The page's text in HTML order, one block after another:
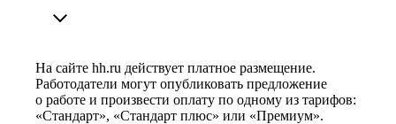
На сайте hh.ru действует платное размещение.
Работодатели могут опубликовать предложение
о работе и произвести оплату по одному из тарифов:
«Стандарт», «Стандарт плюс» или «Премиум».